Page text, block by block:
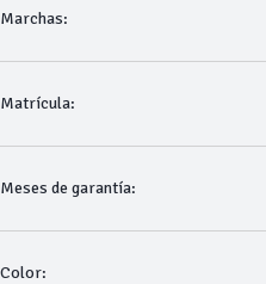
Marchas:
Matrícula:
Meses de garantía:
Color: